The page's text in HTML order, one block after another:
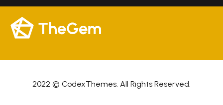
2022 © CodexThemes. All Rights Reserved.